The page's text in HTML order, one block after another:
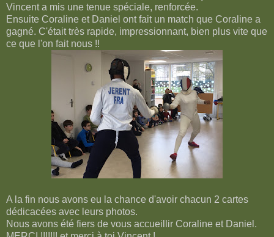
Vincent a mis une tenue spéciale, renforcée.
Ensuite Coraline et Daniel ont fait un match que Coraline a
gagné. C'était très rapide, impressionnant, bien plus vite que
ce que l'on fait nous !!
A la fin nous avons eu la chance d'avoir chacun 2 cartes
dédicacées avec leurs photos.
Nous avons été fiers de vous accueillir Coraline et Daniel.